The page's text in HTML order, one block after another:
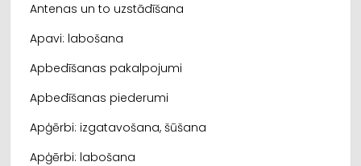
Antenas un to uzstādīšana
Apavi: labošana
Apbedīšanas pakalpojumi
Apbedīšanas piederumi
Apģērbi: izgatavošana, šūšana
Apģērbi: labošana